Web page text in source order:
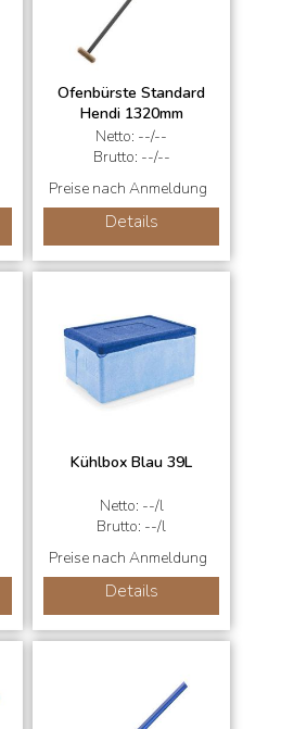
Ofenbürste Standard
Hendi 1320mm
Netto: --/--
Brutto: --/--
Preise nach Anmeldung
Details
Kühlbox Blau 39L
Netto: --/l
Brutto: --/l
Preise nach Anmeldung
Details